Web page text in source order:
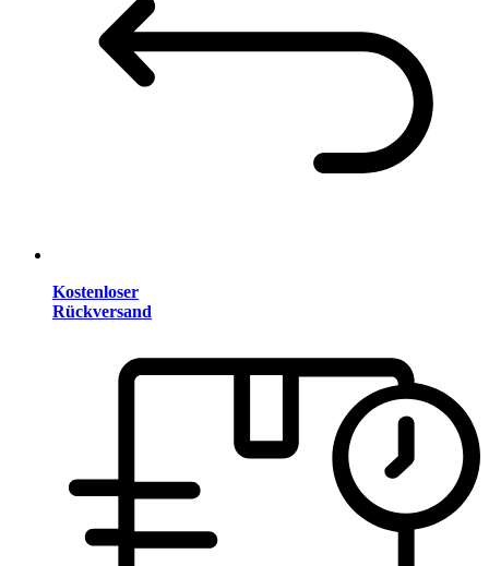
Kostenloser
Rückversand